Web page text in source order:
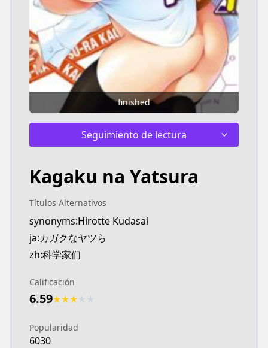
finished
Seguimiento de lectura
Kagaku na Yatsura
Títulos Alternativos
synonyms:Hirotte Kudasai
ja:カガクなヤツら
zh:科学家们
Calificación
6.59★★★
Popularidad
6030